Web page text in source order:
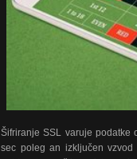
Šifriranje SSL varuje podatke
sec poleg an izključen